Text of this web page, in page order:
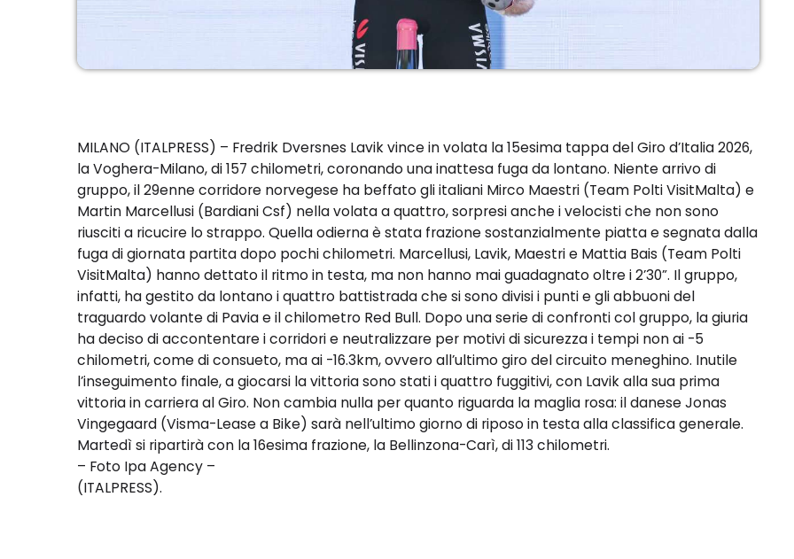
MILANO (ITALPRESS) – Fredrik Dversnes Lavik vince in volata la 15esima tappa del Giro d’Italia 2026,
la Voghera-Milano, di 157 chilometri, coronando una inattesa fuga da lontano. Niente arrivo di
gruppo, il 29enne corridore norvegese ha beffato gli italiani Mirco Maestri (Team Polti VisitMalta) e
Martin Marcellusi (Bardiani Csf) nella volata a quattro, sorpresi anche i velocisti che non sono
riusciti a ricucire lo strappo. Quella odierna è stata frazione sostanzialmente piatta e segnata dalla
fuga di giornata partita dopo pochi chilometri. Marcellusi, Lavik, Maestri e Mattia Bais (Team Polti
VisitMalta) hanno dettato il ritmo in testa, ma non hanno mai guadagnato oltre i 2’30”. Il gruppo,
infatti, ha gestito da lontano i quattro battistrada che si sono divisi i punti e gli abbuoni del
traguardo volante di Pavia e il chilometro Red Bull. Dopo una serie di confronti col gruppo, la giuria
ha deciso di accontentare i corridori e neutralizzare per motivi di sicurezza i tempi non ai -5
chilometri, come di consueto, ma ai -16.3km, ovvero all’ultimo giro del circuito meneghino. Inutile
l’inseguimento finale, a giocarsi la vittoria sono stati i quattro fuggitivi, con Lavik alla sua prima
vittoria in carriera al Giro. Non cambia nulla per quanto riguarda la maglia rosa: il danese Jonas
Vingegaard (Visma-Lease a Bike) sarà nell’ultimo giorno di riposo in testa alla classifica generale.
Martedì si ripartirà con la 16esima frazione, la Bellinzona-Carì, di 113 chilometri.
– Foto Ipa Agency –
(ITALPRESS).